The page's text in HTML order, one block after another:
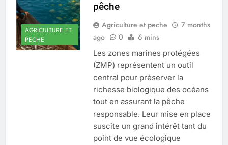
AGRICULTURE ET
PECHE
pêche
Agriculture et peche
7 months
ago
0 6 mins
Les zones marines protégées
(ZMP) représentent un outil
central pour préserver la
richesse biologique des océans
tout en assurant la pêche
responsable. Leur mise en place
suscite un grand intérêt tant du
point de vue écologique